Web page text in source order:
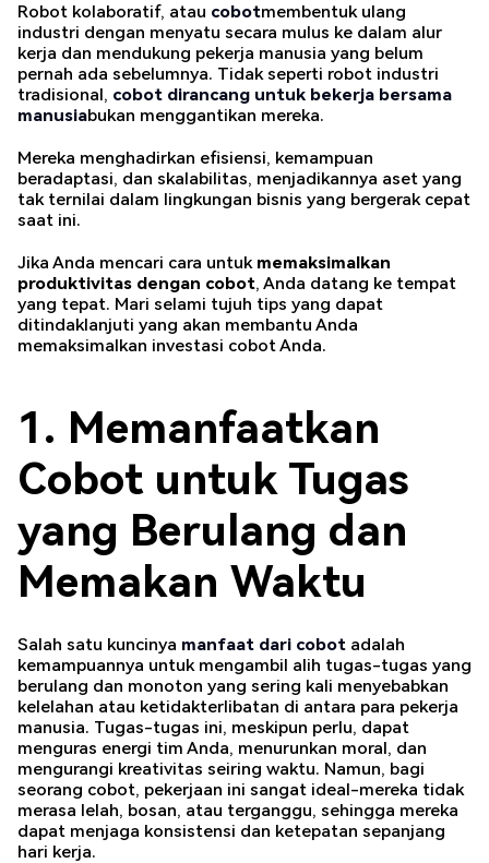
Robot kolaboratif, atau cobotmembentuk ulang
industri dengan menyatu secara mulus ke dalam alur
kerja dan mendukung pekerja manusia yang belum
pernah ada sebelumnya. Tidak seperti robot industri
tradisional, cobot dirancang untuk bekerja bersama
manusiabukan menggantikan mereka.
Mereka menghadirkan efisiensi, kemampuan
beradaptasi, dan skalabilitas, menjadikannya aset yang
tak ternilai dalam lingkungan bisnis yang bergerak cepat
saat ini.
Jika Anda mencari cara untuk memaksimalkan
produktivitas dengan cobot, Anda datang ke tempat
yang tepat. Mari selami tujuh tips yang dapat
ditindaklanjuti yang akan membantu Anda
memaksimalkan investasi cobot Anda.
1. Memanfaatkan
Cobot untuk Tugas
yang Berulang dan
Memakan Waktu
Salah satu kuncinya manfaat dari cobotadalah
kemampuannya untuk mengambil alih tugas-tugas yang
berulang dan monoton yang sering kali menyebabkan
kelelahan atau ketidakterlibatan di antara para pekerja
manusia. Tugas-tugas ini, meskipun perlu, dapat
menguras energi tim Anda, menurunkan moral, dan
mengurangi kreativitas seiring waktu. Namun, bagi
seorang cobot, pekerjaan ini sangat ideal-mereka tidak
merasa lelah, bosan, atau terganggu, sehingga mereka
dapat menjaga konsistensi dan ketepatan sepanjang
hari kerja.